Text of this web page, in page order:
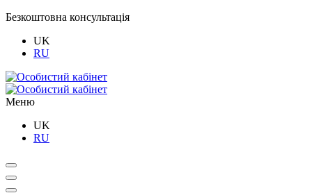
Безкоштовна консультація
UK
RU
Меню
UK
RU